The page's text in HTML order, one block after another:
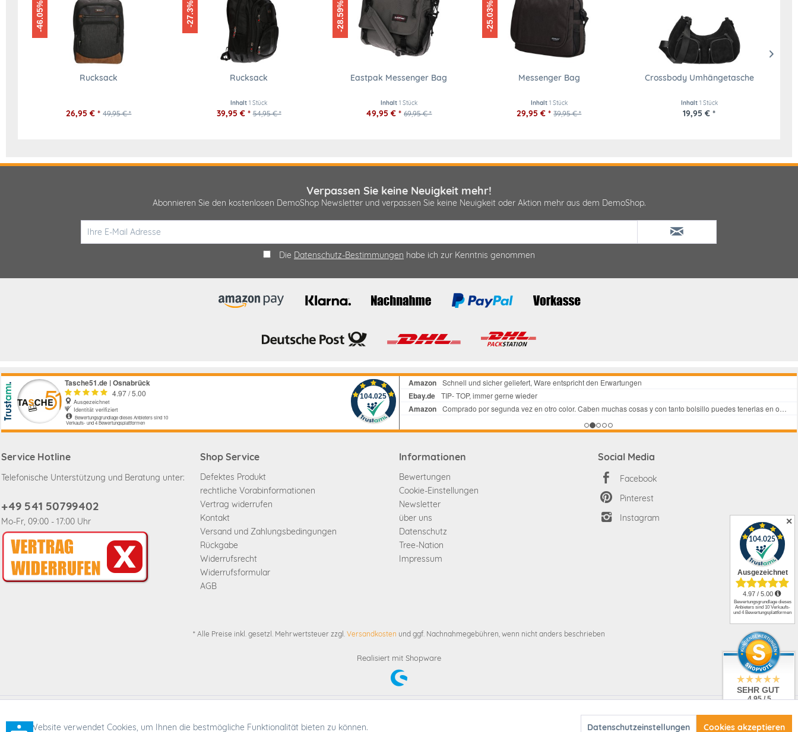
-46.05%
Rucksack
26,95 € * 49,95 € *
-27.3%
Rucksack
Inhalt1 Stück
39,95 € * 54,95 € *
-28.59%
Eastpak Messenger Bag
Inhalt 1 Stück
49,95 € * 69,95 € *
-25.03%
Messenger Bag
Inhalt 1 Stück
29,95 € * 39,95 € *
Crossbody Umhängetasche
Inhalt 1 Stück
19,95 € *
✕
Verpassen Sie keine Neuigkeit mehr!
Abonnieren Sie den kostenlosen DemoShop Newsletter und verpassen Sie keine Neuigkeit oder Aktion mehr aus dem DemoShop.
Die Datenschutz-Bestimmungen habe ich zur Kenntnis genommen
Service Hotline
Telefonische Unterstützung und Beratung unter:
+49 541 50799402
Mo-Fr, 09:00 - 17:00 Uhr
Shop Service
Defektes Produkt
rechtliche Vorabinformationen
Vertrag widerrufen
Kontakt
Versand und Zahlungsbedingungen
Rückgabe
Widerrufsrecht
Widerrufsformular
AGB
Informationen
Bewertungen
Cookie-Einstellungen
Newsletter
über uns
Datenschutz
Tree-Nation
Impressum
Social Media
Facebook
Pinterest
Instagram
* Alle Preise inkl. gesetzl. Mehrwertsteuer zzgl. Versandkosten und ggf. Nachnahmegebühren, wenn nicht anders beschrieben
Realisiert mit Shopware
und ggf. Nachnahmegebühren, wenn nicht anders beschrieben
Funktionale Aktiv
Diese Website verwendet Cookies, um Ihnen die bestmögliche Funktionalität bieten zu können. Datenschutzeinstellungen Cookies akzeptieren
SEHR GUT
4.95 / 5
bei: ebay.de,
amazon.de,